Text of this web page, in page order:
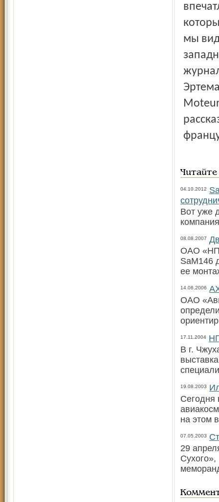
мы
04.10.2012
Вот уже
08.08.2007
ОАО
SaM146
ее
14.06.2006
ОАО
17.11.2004
В г.
19.08.2003
Сегодня
на этом
07.05.2003
29